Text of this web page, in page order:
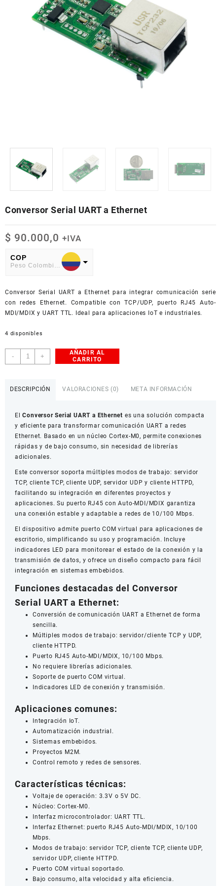
Conversor Serial UART a Ethernet
$ 90.000,0 +IVA
COP
American Dollar
Conversor Serial UART a Ethernet para integrar comunicación serie
con redes Ethernet. Compatible con TCP/UDP, puerto RJ45 Auto-
MDI/MDIX y UART TTL. Ideal para aplicaciones IoT e industriales.
4 disponibles
-
Conversor
Serial
+
AÑADIR AL
CARRITO
DESCRIPCIÓN VALORACIONES (0) META INFORMACIÓN
ElConversor Serial UART a Ethernet es una solución compacta
y eficiente para transformar comunicación UART a redes
Ethernet. Basado en un núcleo Cortex-M0, permite conexiones
rápidas y de bajo consumo, sin necesidad de librerías
adicionales.
Este conversor soporta múltiples modos de trabajo: servidor
TCP, cliente TCP, cliente UDP, servidor UDP y cliente HTTPD,
facilitando su integración en diferentes proyectos y
aplicaciones. Su puerto RJ45 con Auto-MDI/MDIX garantiza
una conexión estable y adaptable a redes de 10/100 Mbps.
El dispositivo admite puerto COM virtual para aplicaciones de
escritorio, simplificando su uso y programación. Incluye
indicadores LED para monitorear el estado de la conexión y la
transmisión de datos, y ofrece un diseño compacto para fácil
integración en sistemas embebidos.
Funciones destacadas del Conversor
Serial UART a Ethernet:
Conversión de comunicación UART a Ethernet de forma
sencilla.
Múltiples modos de trabajo: servidor/cliente TCP y UDP,
cliente HTTPD.
Puerto RJ45 Auto-MDI/MDIX, 10/100 Mbps.
No requiere librerías adicionales.
Soporte de puerto COM virtual.
Indicadores LED de conexión y transmisión.
Aplicaciones comunes:
Integración IoT.
Automatización industrial.
Sistemas embebidos.
Proyectos M2M.
Control remoto y redes de sensores.
Características técnicas:
Voltaje de operación: 3.3V o 5V DC.
Núcleo: Cortex-M0.
Interfaz microcontrolador: UART TTL.
Interfaz Ethernet: puerto RJ45 Auto-MDI/MDIX, 10/100
Mbps.
Modos de trabajo: servidor TCP, cliente TCP, cliente UDP,
servidor UDP, cliente HTTPD.
Puerto COM virtual soportado.
Bajo consumo, alta velocidad y alta eficiencia.